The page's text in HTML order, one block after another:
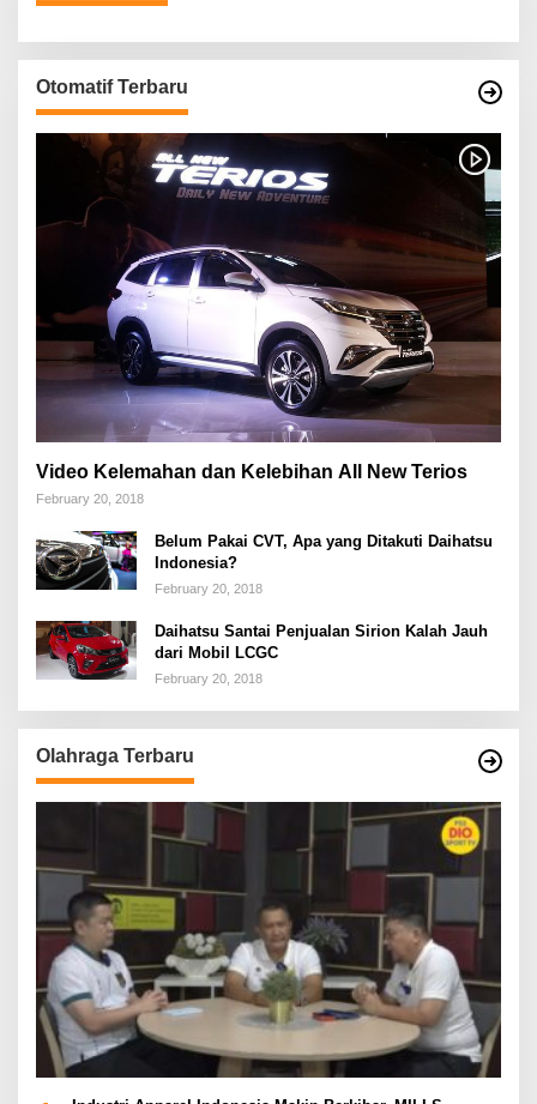
Otomatif Terbaru
Video Kelemahan dan Kelebihan All New Terios
February 20, 2018
Belum Pakai CVT, Apa yang Ditakuti Daihatsu
Indonesia?
February 20, 2018
Daihatsu Santai Penjualan Sirion Kalah Jauh
dari Mobil LCGC
February 20, 2018
Olahraga Terbaru